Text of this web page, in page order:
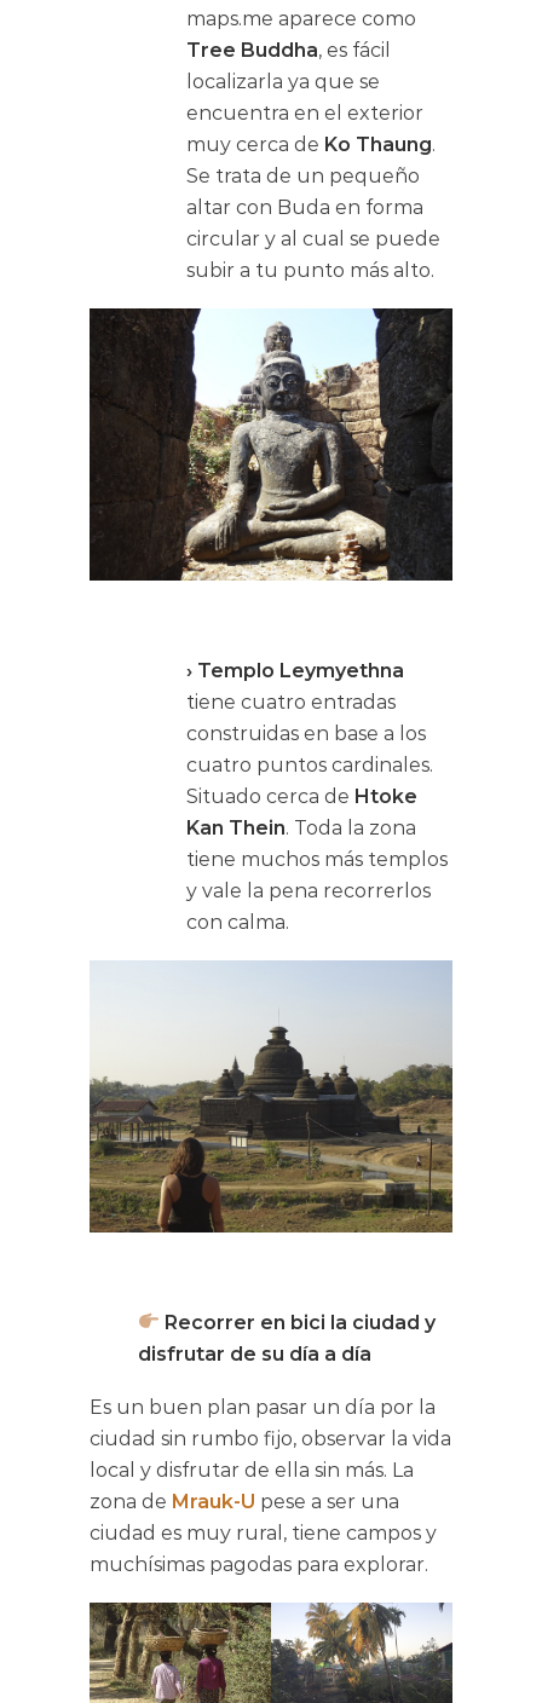
maps.me aparece como
Tree Buddha, es fácil
localizarla ya que se
encuentra en el exterior
muy cerca de Ko Thaung.
Se trata de un pequeño
altar con Buda en forma
circular y al cual se puede
subir a tu punto más alto.
› Templo Leymyethna
tiene cuatro entradas
construidas en base a los
cuatro puntos cardinales.
Situado cerca de Htoke
Kan Thein. Toda la zona
tiene muchos más templos
y vale la pena recorrerlos
con calma.
Recorrer en bici la ciudad y
disfrutar de su día a día
Es un buen plan pasar un día por la
ciudad sin rumbo fijo, observar la vida
local y disfrutar de ella sin más. La
zona de Mrauk-U pese a ser una
ciudad es muy rural, tiene campos y
muchísimas pagodas para explorar.